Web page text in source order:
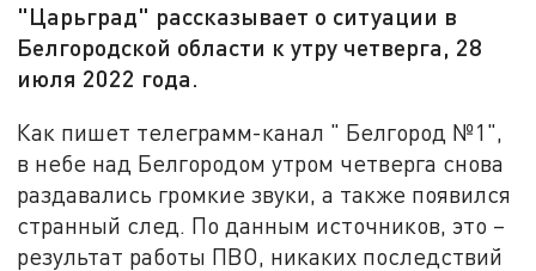
"Царьград" рассказывает о ситуации в
Белгородской области к утру четверга, 28
июля 2022 года.
Как пишет телеграмм-канал " Белгород №1",
в небе над Белгородом утром четверга снова
раздавались громкие звуки, а также появился
странный след. По данным источников, это –
результат работы ПВО, никаких последствий